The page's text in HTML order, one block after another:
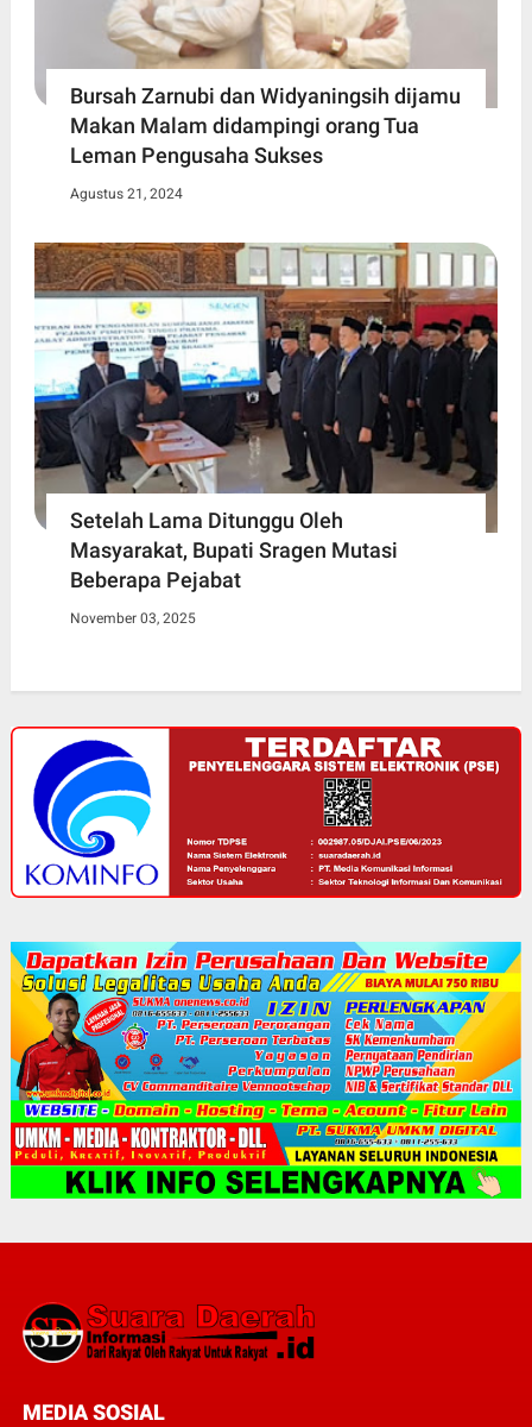
Bursah Zarnubi dan Widyaningsih dijamu
Makan Malam didampingi orang Tua
Leman Pengusaha Sukses
Agustus 21, 2024
Setelah Lama Ditunggu Oleh
Masyarakat, Bupati Sragen Mutasi
Beberapa Pejabat
November 03, 2025
MEDIA SOSIAL